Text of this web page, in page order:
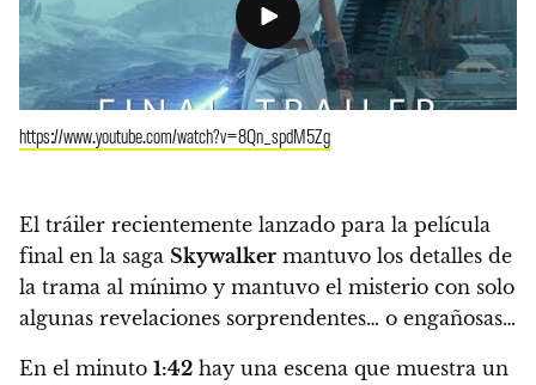
https://www.youtube.com/watch?v=8Qn_spdM5Zg
El tráiler recientemente lanzado para la película
final en la saga Skywalker mantuvo los detalles de
la trama al mínimo y mantuvo el misterio con solo
algunas revelaciones sorprendentes… o engañosas…
En el minuto 1:42 hay una escena que muestra un